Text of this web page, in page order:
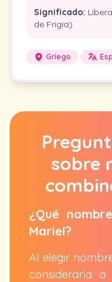
Significado:
de Frigia)
Griego
sobre
¿Qué
Mariel?
Al elegir
consideraría a